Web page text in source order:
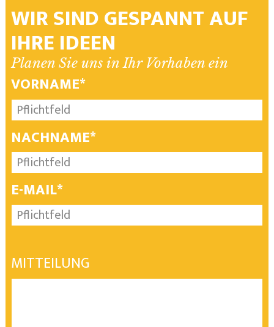
WIR SIND GESPANNT AUF
IHRE IDEEN
Planen Sie uns in Ihr Vorhaben ein
VORNAME*
NACHNAME*
E-MAIL*
MITTEILUNG